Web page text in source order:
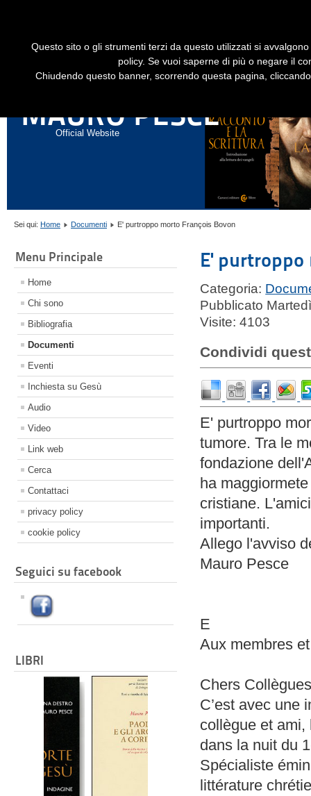
MAURO PESCE
Official Website
GESÙ STORICO - HISTORICAL JESUS
Sei qui: Home Documenti E' purtroppo morto François Bovon
Menu Principale
Home
Chi sono
Bibliografia
Documenti
Eventi
Inchiesta su Gesù
Audio
Video
Link web
Cerca
Contattaci
privacy policy
cookie policy
Seguici su facebook
LIBRI
E'
Categoria:
Pubblicato
Visite: 4103
Condividi
E' purtroppo
tumore. Tra le
fondazione
ha
cristiane.
importanti.
Allego l'avviso
Mauro Pesce
E
Aux membres
Chers
C’est avec une
collègue et
dans la nuit du
Spécialiste
littérature
Questo sito o gli strumenti terzi da questo utilizzati si
policy. Se vuoi saperne di più o negare il
Chiudendo questo banner, scorrendo questa pagina,